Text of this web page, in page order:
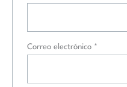
Correo electrónico *